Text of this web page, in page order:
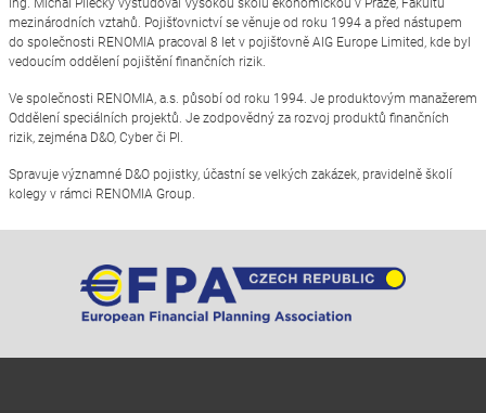
Ing. Michal Pilecký vystudoval Vysokou školu ekonomickou v Praze, Fakultu
mezinárodních vztahů. Pojišťovnictví se věnuje od roku 1994 a před nástupem
do společnosti RENOMIA pracoval 8 let v pojišťovně AIG Europe Limited, kde byl
vedoucím oddělení pojištění finančních rizik.
Ve společnosti RENOMIA, a.s. působí od roku 1994. Je produktovým manažerem
Oddělení speciálních projektů. Je zodpovědný za rozvoj produktů finančních
rizik, zejména D&O, Cyber či PI.
Spravuje významné D&O pojistky, účastní se velkých zakázek, pravidelně školí
kolegy v rámci RENOMIA Group.